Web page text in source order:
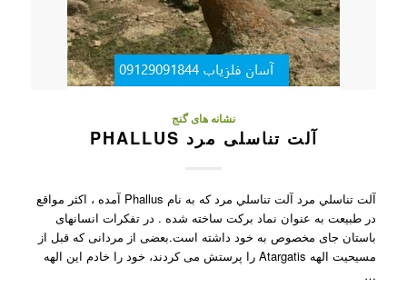
نشانه های گنج
آلت تناسلی مرد PHALLUS
آلت تناسلي مرد آلت تناسلي مرد که به نام Phallus آمده ، اکثر مواقع
در طبیعت به عنوان نماد برکت ساخته شده . در تفکرات انسانهای
باستان جای مخصوص به خود داشته است.بعضی از مردانی که قبل از
مسیحیت الهه Atargatis را پرستش می کردند، خود را خادم این الهه
…